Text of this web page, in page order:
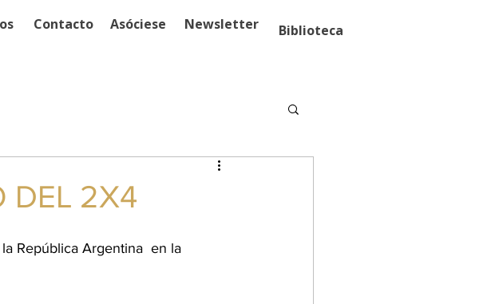
Contacto Asóciese Newsletter Biblioteca
DEL 2X4
República Argentina  en la